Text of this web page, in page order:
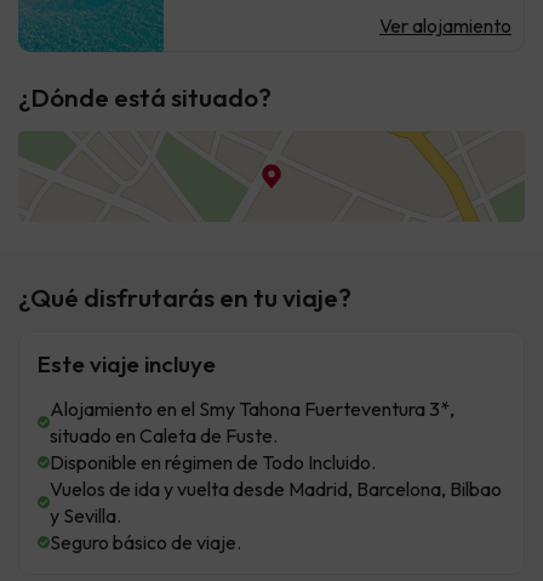
Ver alojamiento
¿Dónde está situado?
¿Qué disfrutarás en tu viaje?
Este viaje incluye
Alojamiento en el Smy Tahona Fuerteventura 3*,
situado en Caleta de Fuste.
Disponible en régimen de Todo Incluido.
Vuelos de ida y vuelta desde Madrid, Barcelona, Bilbao
y Sevilla.
Seguro básico de viaje.